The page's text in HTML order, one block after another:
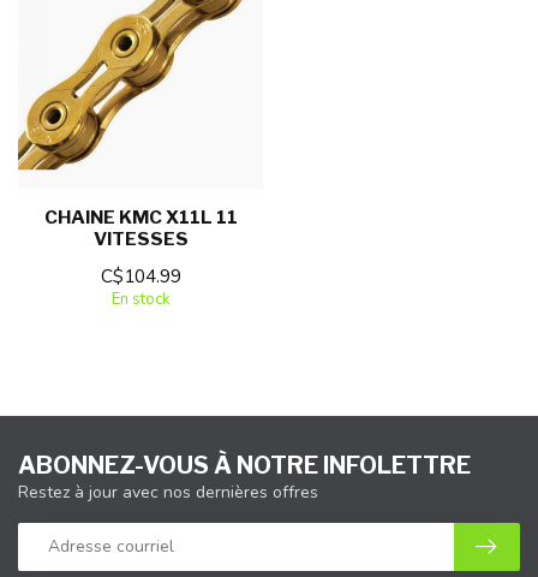
CHAINE KMC X11L 11
VITESSES
C$104.99
En stock
ABONNEZ-VOUS À NOTRE INFOLETTRE
Restez à jour avec nos dernières offres